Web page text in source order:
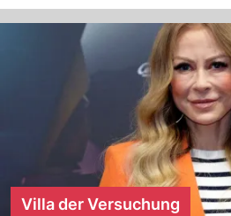
Villa der Versuchung